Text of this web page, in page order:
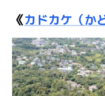
《カドカケ（か